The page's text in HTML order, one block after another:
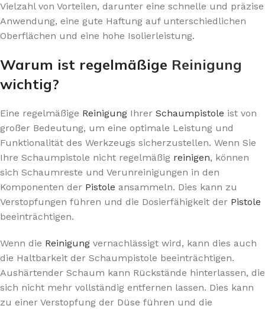
Vielzahl von Vorteilen, darunter eine schnelle und präzise
Anwendung, eine gute Haftung auf unterschiedlichen
Oberflächen und eine hohe Isolierleistung.
Warum ist regelmäßige Reinigung
wichtig?
Eine regelmäßige Reinigung Ihrer Schaumpistole ist von
großer Bedeutung, um eine optimale Leistung und
Funktionalität des Werkzeugs sicherzustellen. Wenn Sie
Ihre Schaumpistole nicht regelmäßig reinigen, können
sich Schaumreste und Verunreinigungen in den
Komponenten der Pistole ansammeln. Dies kann zu
Verstopfungen führen und die Dosierfähigkeit der Pistole
beeinträchtigen.
Wenn die Reinigung vernachlässigt wird, kann dies auch
die Haltbarkeit der Schaumpistole beeinträchtigen.
Aushärtender Schaum kann Rückstände hinterlassen, die
sich nicht mehr vollständig entfernen lassen. Dies kann
zu einer Verstopfung der Düse führen und die